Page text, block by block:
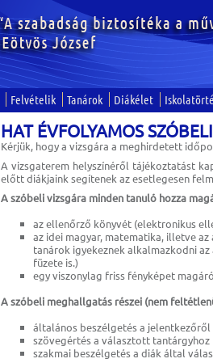
Felvételik Tanárok Diákélet
HAT ÉVFOLYAMOS
Kérjük, hogy a vizsgára a meghirdetett
A vizsgaterem helyszínéről tájékoztatást
előtt diákjaink segítenek az esetlegesen
A szóbeli vizsgára minden tanuló hozza
az ellenőrző könyvét (elektronikus
az idei magyar, matematika, illetve
tanárok igyekeznek alkalmazkodni
füzete is.)
egy viszonylag friss fényképet
A szóbeli meghallgatás részei (nem
általános beszélgetés a
szövegértés a választott
szakmai beszélgetés a diák által